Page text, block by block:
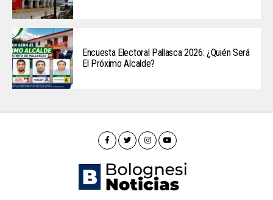
Encuesta Electoral Pallasca 2026: ¿Quién Será
El Próximo Alcalde?